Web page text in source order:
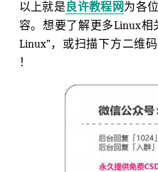
以上就是良许教程网为各
容。想要了解更多Linux
Linux”，或扫描下方二维
！